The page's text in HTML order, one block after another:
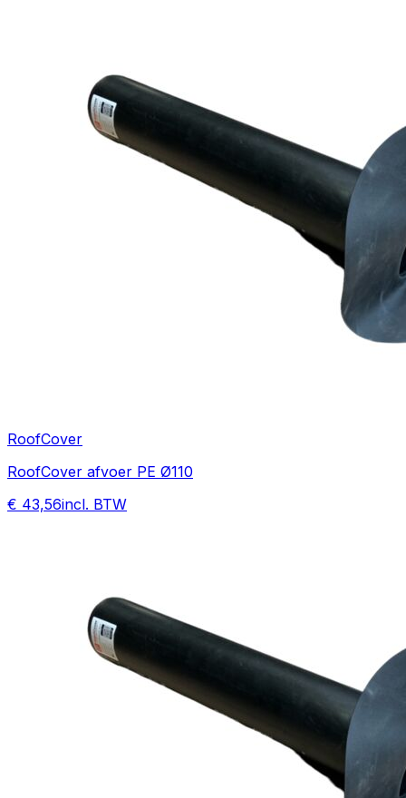
RoofCover
RoofCover afvoer PE Ø110
€ 43,56incl. BTW